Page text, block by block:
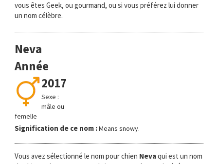
vous êtes Geek, ou gourmand, ou si vous préférez lui donner
un nom célèbre.
Neva
Année
2017
Sexe :
mâle ou
femelle
Signification de ce nom :Means snowy.
Vous avez sélectionné le nom pour chien Nevaqui est un nom